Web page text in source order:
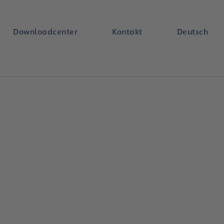
Downloadcenter Kontakt Deutsch